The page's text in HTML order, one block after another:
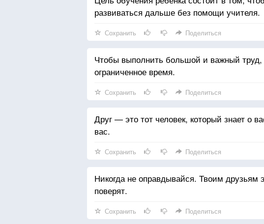
развиваться дальше без помощи учителя.
Сохранить Поделиться
Чтобы выполнить большой и важный
ограниченное время.
Сохранить Поделиться
Друг — это тот человек, который знает о
вас.
Сохранить Поделиться
Никогда не оправдывайся. Твоим друзьям
поверят.
Сохранить Поделиться